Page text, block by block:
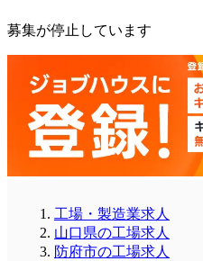
募集が停止しています
工場・製造業求人
山口県の工場求人
防府市の工場求人